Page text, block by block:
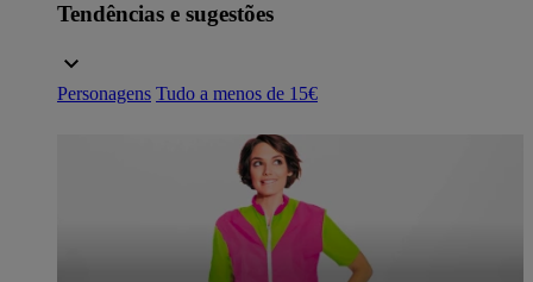
Tendências e sugestões
Personagens Tudo a menos de 15€